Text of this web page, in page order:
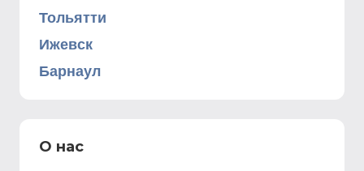
Тольятти
Ижевск
Барнаул
О нас